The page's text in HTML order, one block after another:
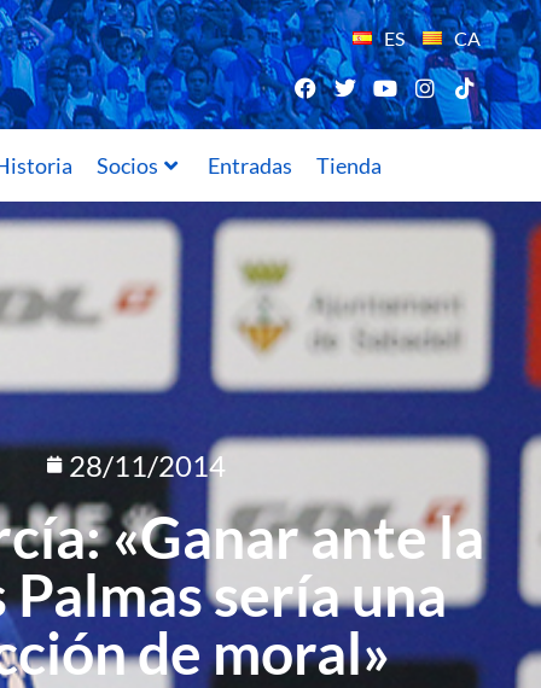
ES CA
Socios Entradas Tienda
28/11/2014
«Ganar ante la
Palmas sería una
de moral»